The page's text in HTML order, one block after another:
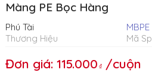
Màng PE Bọc Hàng
Phú Tài
Thương Hiệu
MBPE
Mã Sp
Đơn giá: 115.000 /cuộn